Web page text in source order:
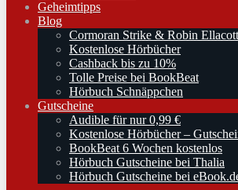
Geheimtipps
Blog
Cormoran Strike & Robin
Kostenlose Hörbücher
Cashback bis zu 10%
Tolle Preise bei BookBeat
Hörbuch Schnäppchen
Gutscheine
Audible für nur 0,99 €
Kostenlose Hörbücher –
BookBeat 6 Wochen kostenlos
Hörbuch Gutscheine bei Thalia
Hörbuch Gutscheine bei